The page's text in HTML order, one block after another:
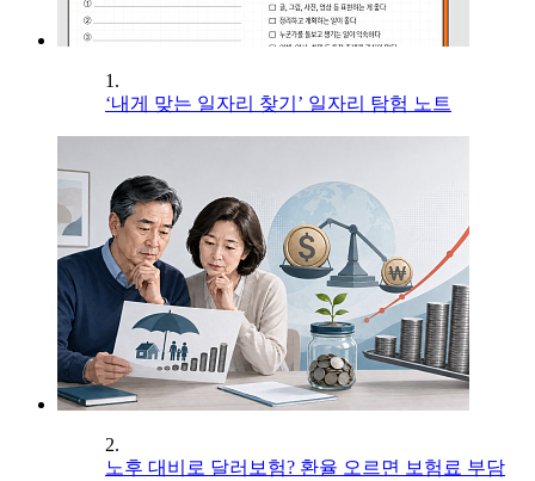
1.
‘내게 맞는 일자리 찾기’ 일자리 탐험 노트
2.
노후 대비로 달러보험? 환율 오르면 보험료 부담